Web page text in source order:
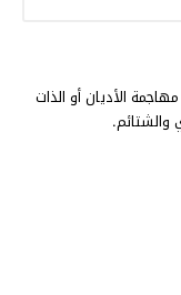
الأديان أو الذات
والشتائم.